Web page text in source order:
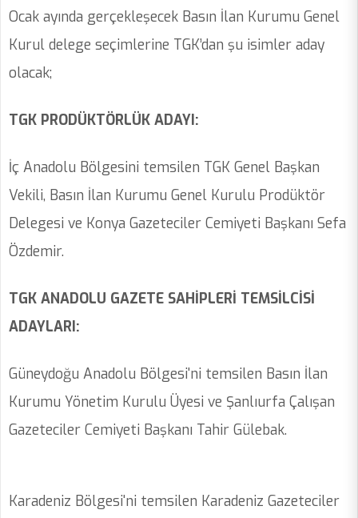
Ocak ayında gerçekleşecek Basın İlan Kurumu Genel
Kurul delege seçimlerine TGK’dan şu isimler aday
olacak;
TGK PRODÜKTÖRLÜK ADAYI:
İç Anadolu Bölgesini temsilen TGK Genel Başkan
Vekili, Basın İlan Kurumu Genel Kurulu Prodüktör
Delegesi ve Konya Gazeteciler Cemiyeti Başkanı Sefa
Özdemir.
TGK ANADOLU GAZETE SAHİPLERİ TEMSİLCİSİ
ADAYLARI:
Güneydoğu Anadolu Bölgesi'ni temsilen Basın İlan
Kurumu Yönetim Kurulu Üyesi ve Şanlıurfa Çalışan
Gazeteciler Cemiyeti Başkanı Tahir Gülebak.
Karadeniz Bölgesi'ni temsilen Karadeniz Gazeteciler